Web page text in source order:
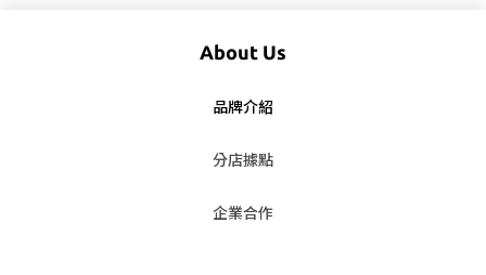
About Us
品牌介紹
分店據點
企業合作